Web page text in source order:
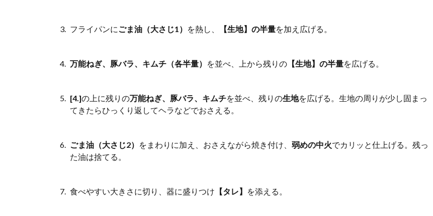
フライパンにごま油（大さじ1） を熱し、 【生地】の半量を加え広げる。
万能ねぎ、豚バラ、キムチ（各半量） を並べ、上から残りの 【生地】の半量を広げる。
[4.]の上に残りの万能ねぎ、豚バラ、キムチを並べ、残りの生地を広げる。生地の周りが少し固まっ
てきたらひっくり返してヘラなどでおさえる。
ごま油（大さじ2） をまわりに加え、おさえながら焼き付け、 弱めの中火でカリッと仕上げる。残っ
た油は捨てる。
食べやすい大きさに切り、器に盛りつけ 【タレ】 を添える。